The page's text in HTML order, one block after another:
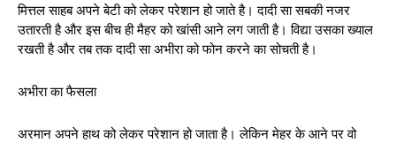
मित्तल साहब अपने बेटी को लेकर परेशान हो जाते है। दादी सा सबकी नजर
उतारती है और इस बीच ही मैहर को खांसी आने लग जाती है। विद्या उसका ख्याल
रखती है और तब तक दादी सा अभीरा को फोन करने का सोचती है।
अभीरा का फैसला
अरमान अपने हाथ को लेकर परेशान हो जाता है। लेकिन मेहर के आने पर वो